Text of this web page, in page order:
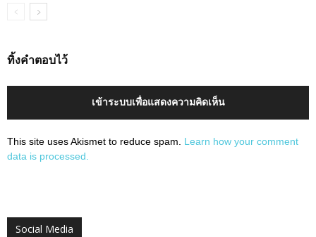
ทิ้งคำตอบไว้
เข้าระบบเพื่อแสดงความคิดเห็น
This site uses Akismet to reduce spam. Learn how your comment
data is processed.
Social Media